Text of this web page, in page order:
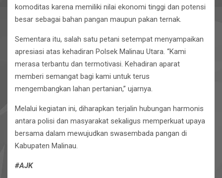
komoditas karena memiliki nilai ekonomi tinggi dan potensi
besar sebagai bahan pangan maupun pakan ternak.
Sementara itu, salah satu petani setempat menyampaikan
apresiasi atas kehadiran Polsek Malinau Utara. “Kami
merasa terbantu dan termotivasi. Kehadiran aparat
memberi semangat bagi kami untuk terus
mengembangkan lahan pertanian,” ujarnya.
Melalui kegiatan ini, diharapkan terjalin hubungan harmonis
antara polisi dan masyarakat sekaligus memperkuat upaya
bersama dalam mewujudkan swasembada pangan di
Kabupaten Malinau.
#AJK